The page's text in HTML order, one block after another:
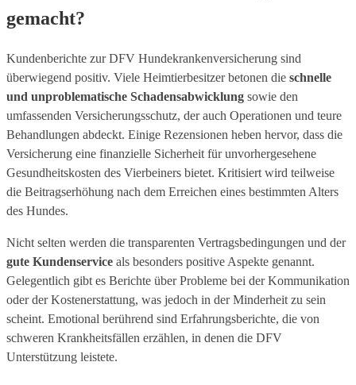
gemacht?
Kundenberichte zur DFV Hundekrankenversicherung sind
überwiegend positiv. Viele Heimtierbesitzer betonen die schnelle
und unproblematische Schadensabwicklung sowie den
umfassenden Versicherungsschutz, der auch Operationen und teure
Behandlungen abdeckt. Einige Rezensionen heben hervor, dass die
Versicherung eine finanzielle Sicherheit für unvorhergesehene
Gesundheitskosten des Vierbeiners bietet. Kritisiert wird teilweise
die Beitragserhöhung nach dem Erreichen eines bestimmten Alters
des Hundes.
Nicht selten werden die transparenten Vertragsbedingungen und der
gute Kundenservice als besonders positive Aspekte genannt.
Gelegentlich gibt es Berichte über Probleme bei der Kommunikation
oder der Kostenerstattung, was jedoch in der Minderheit zu sein
scheint. Emotional berührend sind Erfahrungsberichte, die von
schweren Krankheitsfällen erzählen, in denen die DFV
Unterstützung leistete.